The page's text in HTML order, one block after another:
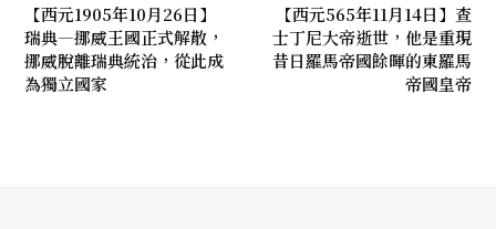
【西元1905年10月26日】
瑞典—挪威王國正式解散，
挪威脫離瑞典統治，從此成
為獨立國家
【西元565年11月14日】查
士丁尼大帝逝世，他是重現
昔日羅馬帝國餘暉的東羅馬
帝國皇帝